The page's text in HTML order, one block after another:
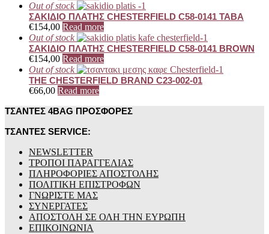
Out of stock
ΣΑΚΙΔΙΟ ΠΛΑΤΗΣ CHESTERFIELD C58-0141 TABA
€154,00 Read more
Out of stock
ΣΑΚΙΔΙΟ ΠΛΑΤΗΣ CHESTERFIELD C58-0141 BROWN
€154,00 Read more
Out of stock
THE CHESTERFIELD BRAND C23-002-01
€66,00 Read more
ΤΣΑΝΤΕΣ 4BAG ΠΡΟΣΦΟΡΕΣ
ΤΣΑΝΤΕΣ SERVICE:
NEWSLETTER
ΤΡΟΠΟΙ ΠΑΡΑΓΓΕΛΙΑΣ
ΠΛΗΡΟΦΟΡΙΕΣ ΑΠΟΣΤΟΛΗΣ
ΠΟΛΙΤΙΚΗ ΕΠΙΣΤΡΟΦΩΝ
ΓΝΩΡΙΣΤΕ ΜΑΣ
ΣΥΝΕΡΓΑΤΕΣ
ΑΠΟΣΤΟΛΗ ΣΕ ΟΛΗ ΤΗΝ ΕΥΡΩΠΗ
ΕΠΙΚΟΙΝΩΝΙΑ